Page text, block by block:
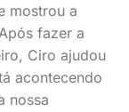
mostrou a
fazer a
Ciro ajudou
acontecendo
nossa